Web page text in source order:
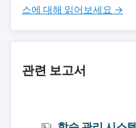
스에 대해 읽어보세요 →
관련 보고서